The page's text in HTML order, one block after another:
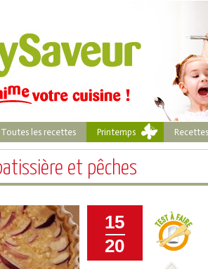
Toutes les recettes Printemps
et pêches
15
20